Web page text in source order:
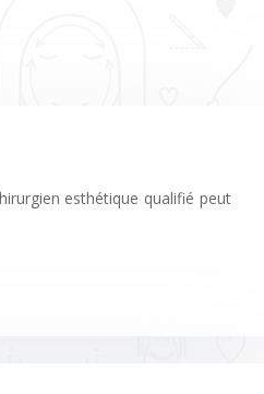
esthétique qualifié peut